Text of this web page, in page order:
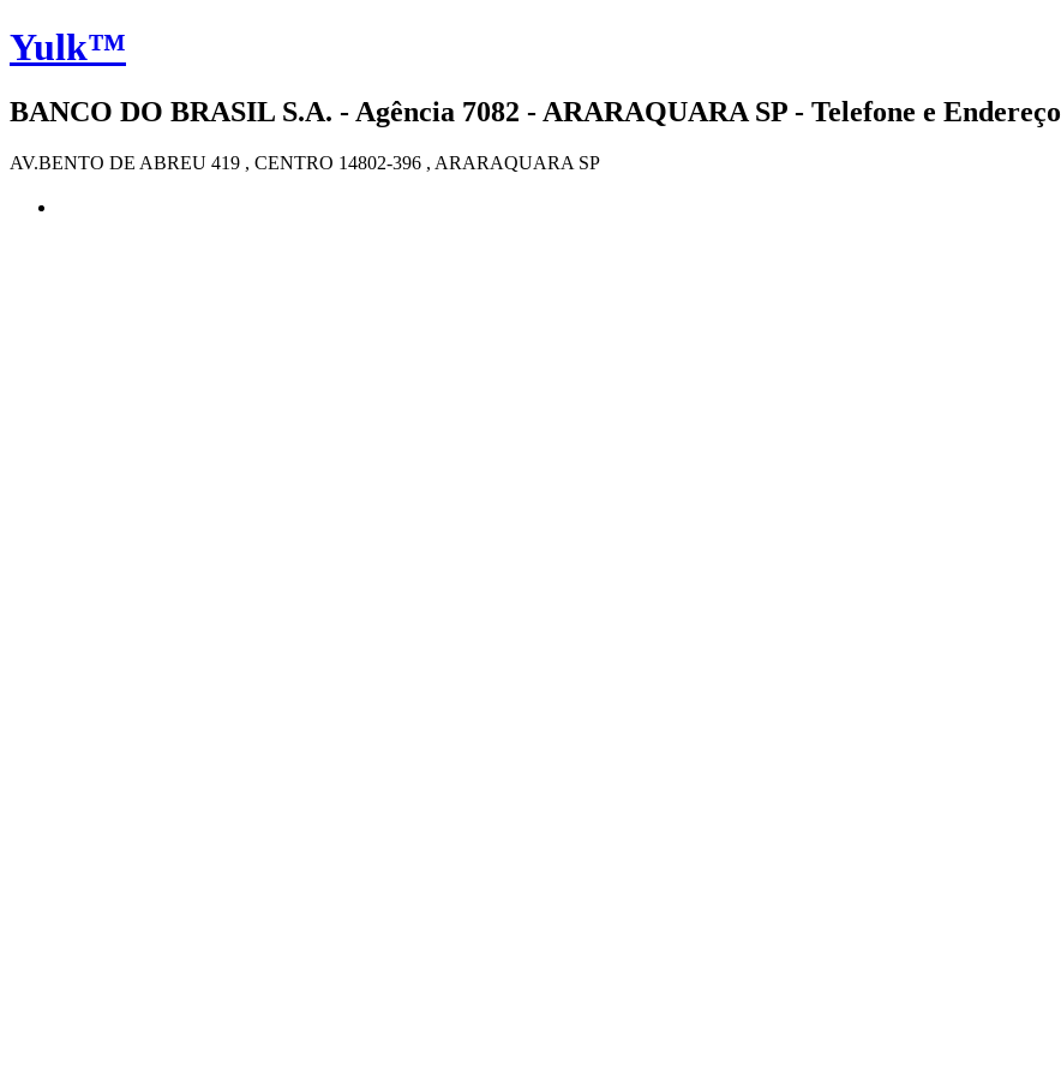
Yulk™
BANCO DO BRASIL S.A. - Agência 7082 - ARARAQUARA SP - Telefone e Endereço
AV.BENTO DE ABREU 419 , CENTRO 14802-396 , ARARAQUARA SP